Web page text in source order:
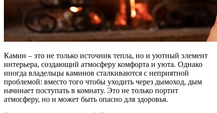
Камин – это не только источник тепла, но и уютный элемент
интерьера, создающий атмосферу комфорта и уюта. Однако
иногда владельцы каминов сталкиваются с неприятной
проблемой: вместо того чтобы уходить через дымоход, дым
начинает поступать в комнату. Это не только портит
атмосферу, но и может быть опасно для здоровья.